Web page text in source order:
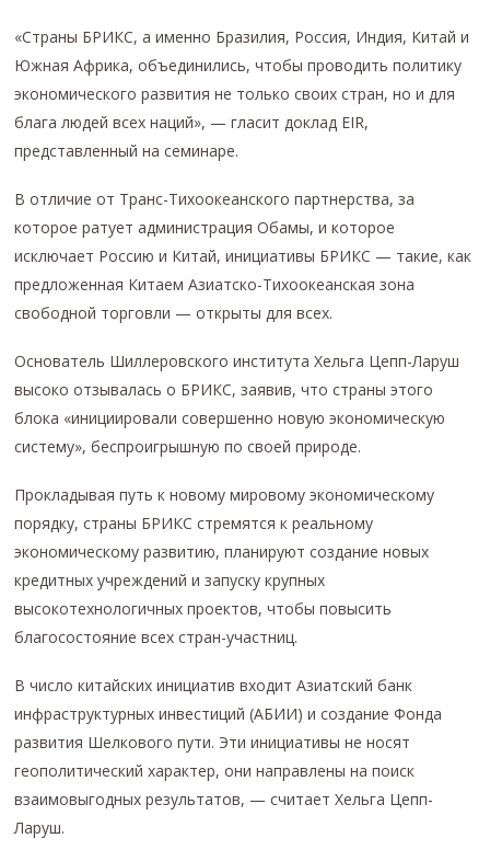
«Страны БРИКС, а именно Бразилия, Россия, Индия, Китай и
Южная Африка, объединились, чтобы проводить политику
экономического развития не только своих стран, но и для
блага людей всех наций», — гласит доклад EIR,
представленный на семинаре.
В отличие от Транс-Тихоокеанского партнерства, за
которое ратует администрация Обамы, и которое
исключает Россию и Китай, инициативы БРИКС — такие, как
предложенная Китаем Азиатско-Тихоокеанская зона
свободной торговли — открыты для всех.
Основатель Шиллеровского института Хельга Цепп-Ларуш
высоко отзывалась о БРИКС, заявив, что страны этого
блока «инициировали совершенно новую экономическую
систему», беспроигрышную по своей природе.
Прокладывая путь к новому мировому экономическому
порядку, страны БРИКС стремятся к реальному
экономическому развитию, планируют создание новых
кредитных учреждений и запуску крупных
высокотехнологичных проектов, чтобы повысить
благосостояние всех стран-участниц.
В число китайских инициатив входит Азиатский банк
инфраструктурных инвестиций (АБИИ) и создание Фонда
развития Шелкового пути. Эти инициативы не носят
геополитический характер, они направлены на поиск
взаимовыгодных результатов, — считает Хельга Цепп-
Ларуш.